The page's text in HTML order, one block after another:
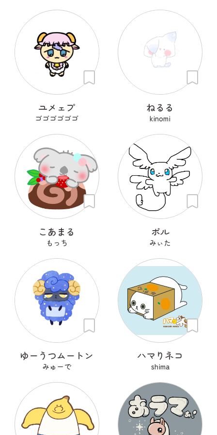
ユメェプ
ゴゴゴゴゴゴ
ねるる
kinomi
こあまる
もっち
ポル
みぃた
ゆーうつムートン
みゅーで
ハマりネコ
shima